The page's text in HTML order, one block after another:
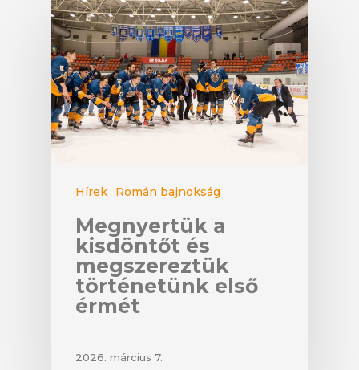
Hírek Román bajnokság
Megnyertük a
kisdöntőt és
megszereztük
történetünk első
érmét
2026. március 7.